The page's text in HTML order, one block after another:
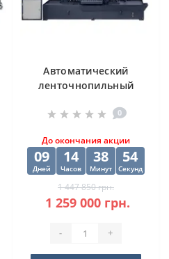
Автоматический
ленточнопильный
500SA
0
До окончания акции
09
Дней
14
Часов
38
Минут
53
Секунд
1 447 850 грн.
1 259 000 грн.
- +